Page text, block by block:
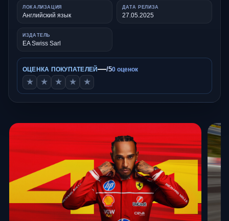
ЛОКАЛИЗАЦИЯ
Английский язык
ДАТА РЕЛИЗА
27.05.2025
ИЗДАТЕЛЬ
EA Swiss Sarl
ОЦЕНКА ПОКУПАТЕЛЕЙ—/50 оценок
★ ★ ★ ★ ★